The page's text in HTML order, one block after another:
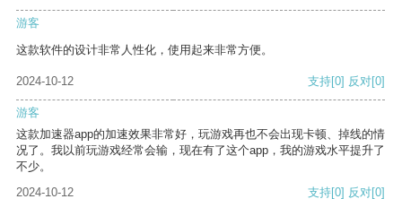
游客
这款软件的设计非常人性化，使用起来非常方便。
2024-10-12 支持[0] 反对[0]
游客
这款加速器app的加速效果非常好，玩游戏再也不会出现卡顿、掉线的情
况了。我以前玩游戏经常会输，现在有了这个app，我的游戏水平提升了
不少。
2024-10-12
支持[0] 反对[0]